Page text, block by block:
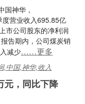
国神华，
营业收入695.85亿
市公司股东的净利润
告期内，公司煤炭销
减少……更多
,中国,神华,收入
元，同比下降